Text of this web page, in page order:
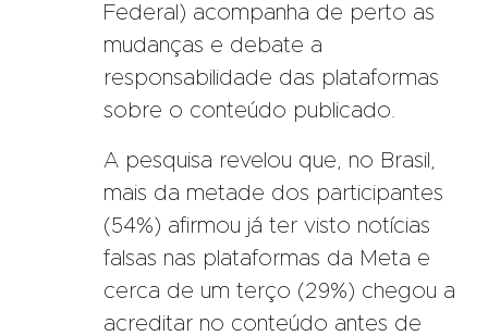
Federal) acompanha de perto as
mudanças e debate a
responsabilidade das plataformas
sobre o conteúdo publicado.
A pesquisa revelou que, no Brasil,
mais da metade dos participantes
(54%) afirmou já ter visto notícias
falsas nas plataformas da Meta e
cerca de um terço (29%) chegou a
acreditar no conteúdo antes de